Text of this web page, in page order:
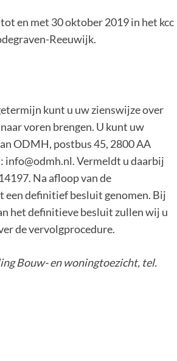
en met 30 oktober 2019 in het kcc
Reeuwijk.
kunt u uw zienswijze over
voren brengen. U kunt uw
ODMH, postbus 45, 2800 AA
info@odmh.nl. Vermeldt u daarbij
Na afloop van de
definitief besluit genomen. Bij
het definitieve besluit zullen wij u
de vervolgprocedure.
Bouw- en woningtoezicht, tel.